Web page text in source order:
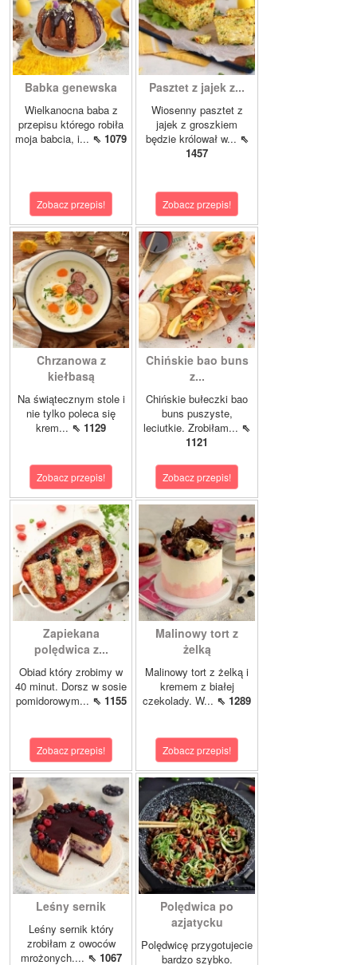
Babka genewska
Wielkanocna baba z
przepisu którego robiła
moja babcia, i... ⇖ 1079
Zobacz przepis!
Pasztet z jajek z...
Wiosenny pasztet z
jajek z groszkiem
będzie królował w... ⇖
1457
Zobacz przepis!
Chrzanowa z
kiełbasą
Na świątecznym stole i
nie tylko poleca się
krem... ⇖ 1129
Zobacz przepis!
Chińskie bao buns
z...
Chińskie bułeczki bao
buns puszyste,
leciutkie. Zrobiłam... ⇖
1121
Zobacz przepis!
Zapiekana
polędwica z...
Obiad który zrobimy w
40 minut. Dorsz w sosie
pomidorowym... ⇖ 1155
Zobacz przepis!
Malinowy tort z
żelką
Malinowy tort z żelką i
kremem z białej
czekolady. W... ⇖ 1289
Zobacz przepis!
Leśny sernik
Leśny sernik który
zrobiłam z owoców
mrożonych.... ⇖ 1067
Polędwica po
azjatycku
Polędwicę przygotujecie
bardzo szybko.